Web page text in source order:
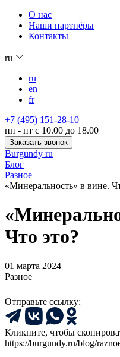
О нас
Наши партнёры
Контакты
ru
ru
en
fr
+7 (495) 151-28-10
пн - пт с 10.00 до 18.00
Заказать звонок
Burgundy ru
Блог
Разное
«Минеральность» в вине.
Что это?
01 марта 2024
Разное
Отправьте ссылку:
Кликните, чтобы
https://burgundy.ru/blog/